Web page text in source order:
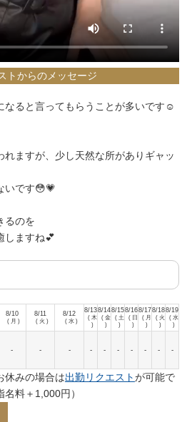
トからのメッセージ
なると言ってもらうことが多いです☺️
れますが、少し天然な所がありギャッ
いです😳💗
るのを
しますね💕
8/10
( 月 )
8/11
( 火 )
8/12
( 水 )
8/13
( 木
)
8/14
( 金
)
8/15
( 土
)
8/16
( 日
)
8/17
( 月
)
8/18
( 火
)
8/19
( 水
)
- - - - - - - - - -
休みの場合は出勤リクエストが可能で
料＋1,000円）